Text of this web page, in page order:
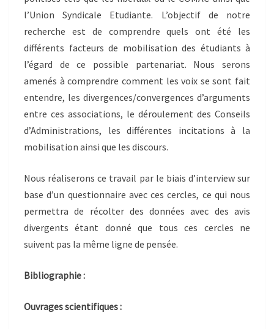
l’Union Syndicale Etudiante. L’objectif de notre
recherche est de comprendre quels ont été les
différents facteurs de mobilisation des étudiants à
l’égard de ce possible partenariat. Nous serons
amenés à comprendre comment les voix se sont fait
entendre, les divergences/convergences d’arguments
entre ces associations, le déroulement des Conseils
d’Administrations, les différentes incitations à la
mobilisation ainsi que les discours.
Nous réaliserons ce travail par le biais d’interview sur
base d’un questionnaire avec ces cercles, ce qui nous
permettra de récolter des données avec des avis
divergents étant donné que tous ces cercles ne
suivent pas la même ligne de pensée.
Bibliographie :
Ouvrages scientifiques :